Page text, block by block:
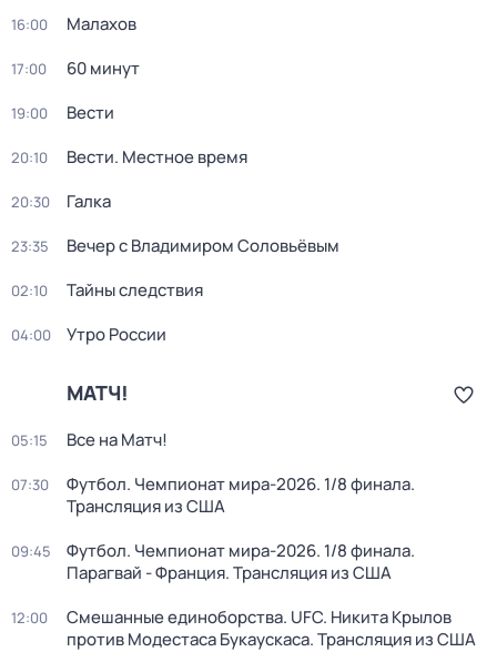
16:00 Малахов
17:00 60 минут
19:00 Вести
20:10 Вести. Местное время
20:30 Галка
23:35 Вечер с Владимиром Соловьёвым
02:10 Тайны следствия
04:00 Утро России
МАТЧ!
05:15 Все на Матч!
07:30
Футбол. Чемпионат мира-2026. 1/8 финала.
Трансляция из США
09:45
Футбол. Чемпионат мира-2026. 1/8 финала.
Парагвай - Франция. Трансляция из США
12:00
Смешанные единоборства. UFC. Никита Крылов
против Модестаса Букаускаса. Трансляция из США